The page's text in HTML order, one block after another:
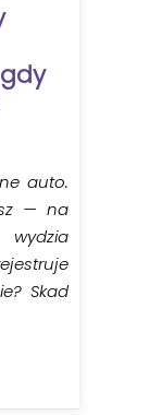
auto.
— na
Skad